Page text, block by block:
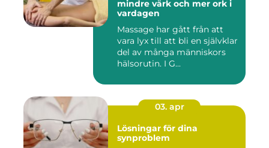
mindre värk och mer ork i
vardagen
Massage har gått från att
vara lyx till att bli en självklar
del av många människors
hälsorutin. I G...
03. apr
Lösningar för dina
synproblem